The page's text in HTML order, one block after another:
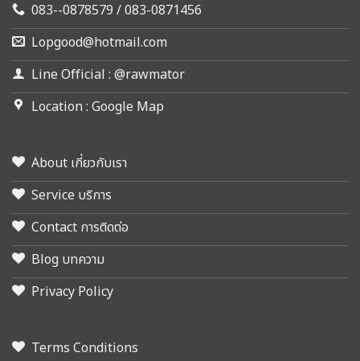
083--0878579 / 083-0871456
Lopgood@hotmail.com
Line Official : @rawmator
Location : Google Map
About เกี่ยวกับเรา
Service บริการ
Contact การติดต่อ
Blog บทความ
Privacy Policy
Terms Conditions